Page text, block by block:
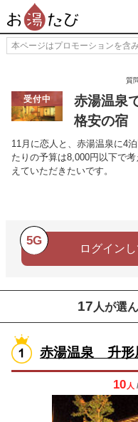
本ページはプロモーションを含
質
受付中
赤湯温泉
格安の宿
11月に恋人と、赤湯温泉に4
たりの予算は8,000円以下で
えていただきたいです。
5G
ログイン
17 人が選
赤湯温泉 升形
10 人